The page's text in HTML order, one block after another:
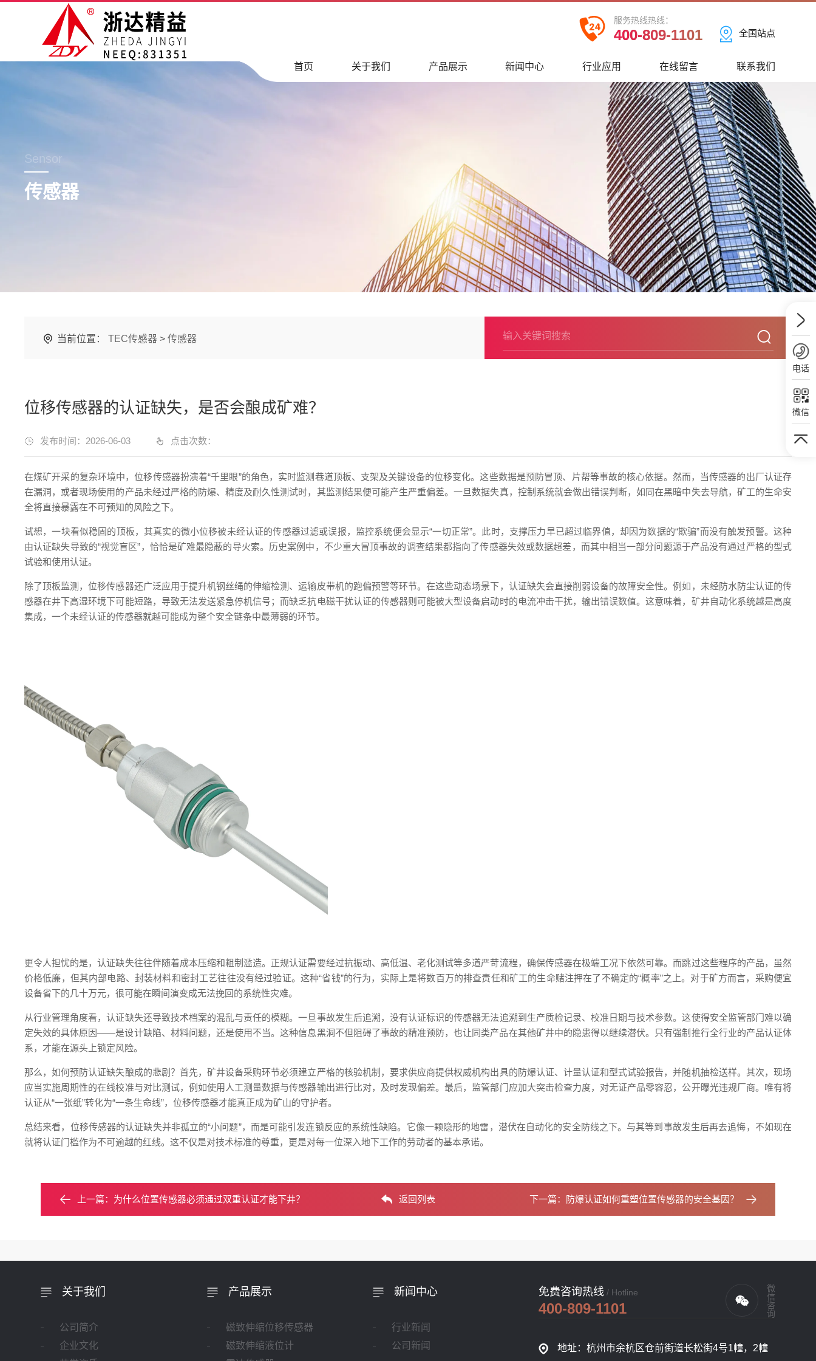
全国站点
服务热线热线：
400-809-1101
首页 关于我们 产品展示 新闻中心 行业应用 在线留言 联系我们
Sensor
传感器
当前位置： TEC传感器 > 传感器
位移传感器的认证缺失，是否会酿成矿难？
发布时间：2026-06-03 点击次数：
在煤矿开采的复杂环境中，位移传感器扮演着“千里眼”的角色，实时监测巷道顶板、支架及关键设备的位移变化。这些数据是预防冒顶、片帮等事故的核心依据。然而，当传感器的出厂认证存
在漏洞，或者现场使用的产品未经过严格的防爆、精度及耐久性测试时，其监测结果便可能产生严重偏差。一旦数据失真，控制系统就会做出错误判断，如同在黑暗中失去导航，矿工的生命安
全将直接暴露在不可预知的风险之下。
试想，一块看似稳固的顶板，其真实的微小位移被未经认证的传感器过滤或误报，监控系统便会显示“一切正常”。此时，支撑压力早已超过临界值，却因为数据的“欺骗”而没有触发预警。这种
由认证缺失导致的“视觉盲区”，恰恰是矿难最隐蔽的导火索。历史案例中，不少重大冒顶事故的调查结果都指向了传感器失效或数据超差，而其中相当一部分问题源于产品没有通过严格的型式
试验和使用认证。
除了顶板监测，位移传感器还广泛应用于提升机钢丝绳的伸缩检测、运输皮带机的跑偏预警等环节。在这些动态场景下，认证缺失会直接削弱设备的故障安全性。例如，未经防水防尘认证的传
感器在井下高湿环境下可能短路，导致无法发送紧急停机信号；而缺乏抗电磁干扰认证的传感器则可能被大型设备启动时的电流冲击干扰，输出错误数值。这意味着，矿井自动化系统越是高度
集成，一个未经认证的传感器就越可能成为整个安全链条中最薄弱的环节。
更令人担忧的是，认证缺失往往伴随着成本压缩和粗制滥造。正规认证需要经过抗振动、高低温、老化测试等多道严苛流程，确保传感器在极端工况下依然可靠。而跳过这些程序的产品，虽然
价格低廉，但其内部电路、封装材料和密封工艺往往没有经过验证。这种“省钱”的行为，实际上是将数百万的排查责任和矿工的生命赌注押在了不确定的“概率”之上。对于矿方而言，采购便宜
设备省下的几十万元，很可能在瞬间演变成无法挽回的系统性灾难。
从行业管理角度看，认证缺失还导致技术档案的混乱与责任的模糊。一旦事故发生后追溯，没有认证标识的传感器无法追溯到生产质检记录、校准日期与技术参数。这使得安全监管部门难以确
定失效的具体原因——是设计缺陷、材料问题，还是使用不当。这种信息黑洞不但阻碍了事故的精准预防，也让同类产品在其他矿井中的隐患得以继续潜伏。只有强制推行全行业的产品认证体
系，才能在源头上锁定风险。
那么，如何预防认证缺失酿成的悲剧？首先，矿井设备采购环节必须建立严格的核验机制，要求供应商提供权威机构出具的防爆认证、计量认证和型式试验报告，并随机抽检送样。其次，现场
应当实施周期性的在线校准与对比测试，例如使用人工测量数据与传感器输出进行比对，及时发现偏差。最后，监管部门应加大突击检查力度，对无证产品零容忍，公开曝光违规厂商。唯有将
认证从“一张纸”转化为“一条生命线”，位移传感器才能真正成为矿山的守护者。
总结来看，位移传感器的认证缺失并非孤立的“小问题”，而是可能引发连锁反应的系统性缺陷。它像一颗隐形的地雷，潜伏在自动化的安全防线之下。与其等到事故发生后再去追悔，不如现在
就将认证门槛作为不可逾越的红线。这不仅是对技术标准的尊重，更是对每一位深入地下工作的劳动者的基本承诺。
上一篇： 为什么位置传感器必须通过双重认证才能下井？ 返回列表 下一篇： 防爆认证如何重塑位置传感器的安全基因？
免费咨询热线 / Hotline
400-809-1101 微信咨询
地址：杭州市余杭区仓前街道长松街4号1幢，2幢
关于我们
公司简介
企业文化
产品展示
磁致伸缩位移传感器
磁致伸缩液位计
新闻中心
行业新闻
公司新闻
电话
微信